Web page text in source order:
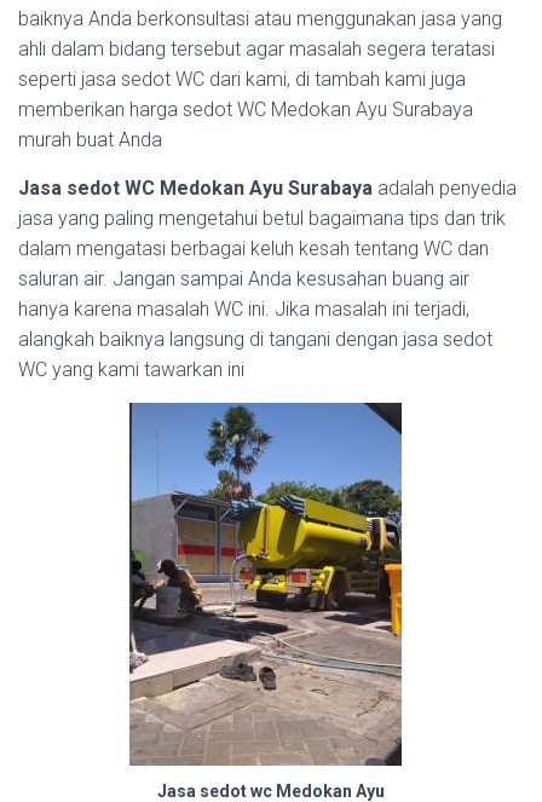
baiknya Anda berkonsultasi atau menggunakan jasa yang
ahli dalam bidang tersebut agar masalah segera teratasi
seperti jasa sedot WC dari kami, di tambah kami juga
memberikan harga sedot WC Medokan Ayu Surabaya
murah buat Anda
Jasa sedot WC Medokan Ayu Surabaya adalah penyedia
jasa yang paling mengetahui betul bagaimana tips dan trik
dalam mengatasi berbagai keluh kesah tentang WC dan
saluran air. Jangan sampai Anda kesusahan buang air
hanya karena masalah WC ini. Jika masalah ini terjadi,
alangkah baiknya langsung di tangani dengan jasa sedot
WC yang kami tawarkan ini
Jasa sedot wc Medokan Ayu